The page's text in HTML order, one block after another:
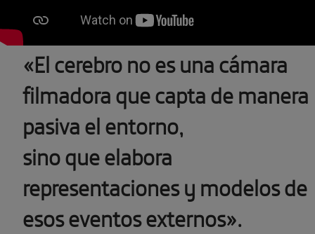
«El cerebro no es una cámara
filmadora que capta de manera
pasiva el entorno,
sino que elabora
representaciones y modelos de
esos eventos externos».